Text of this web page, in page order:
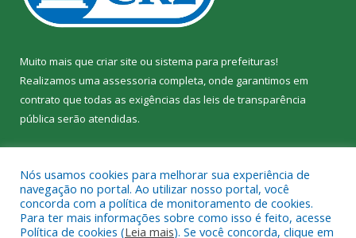
Muito mais que criar site ou sistema para prefeituras!
Realizamos uma assessoria completa, onde garantimos em
contrato que todas as exigências das leis de transparência
pública serão atendidas.
Nós usamos cookies para melhorar sua experiência de
navegação no portal. Ao utilizar nosso portal, você
concorda com a política de monitoramento de cookies.
Para ter mais informações sobre como isso é feito, acesse
Política de cookies (Leia mais). Se você concorda, clique em